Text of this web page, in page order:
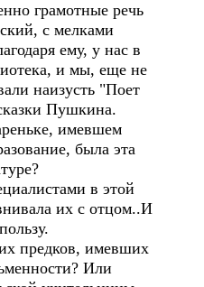
грамотные речь
с мелками
ему, у нас в
и мы, еще не
наизусть "Поет
Пушкина.
имевшем
была эта
в этой
их с отцом..И
предков, имевших
Или